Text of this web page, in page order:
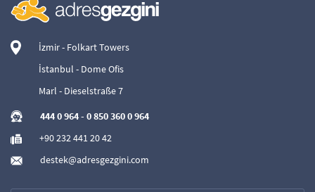
İzmir - Folkart Towers
İstanbul - Dome Ofis
Marl - Dieselstraße 7
444 0 964- 0 850 360 0 964
+90 232 441 20 42
destek@adresgezgini.com